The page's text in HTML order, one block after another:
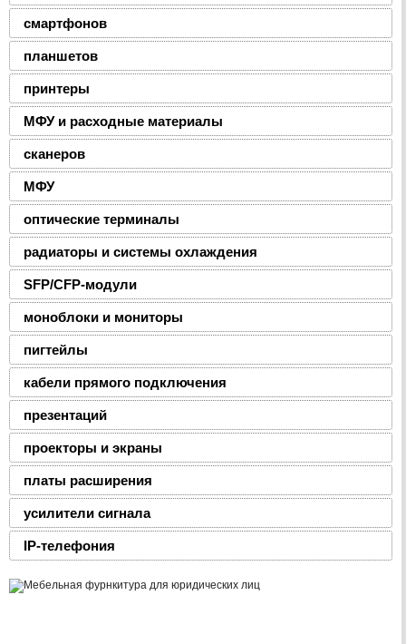
смартфонов
планшетов
принтеры
МФУ и расходные материалы
сканеров
МФУ
оптические терминалы
радиаторы и системы охлаждения
SFP/CFP-модули
моноблоки и мониторы
пигтейлы
кабели прямого подключения
презентаций
проекторы и экраны
платы расширения
усилители сигнала
IP-телефония